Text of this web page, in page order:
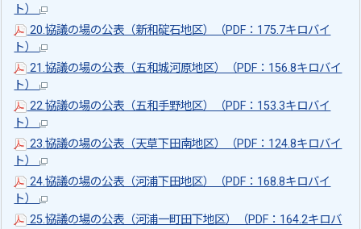
ト）
20.協議の場の公表（新和碇石地区）（PDF：175.7キロバイ
ト）
21.協議の場の公表（五和城河原地区）（PDF：156.8キロバイ
ト）
22.協議の場の公表（五和手野地区）（PDF：153.3キロバイ
ト）
23.協議の場の公表（天草下田南地区）（PDF：124.8キロバイ
ト）
24.協議の場の公表（河浦下田地区）（PDF：168.8キロバイ
ト）
25.協議の場の公表（河浦一町田下地区）（PDF：164.2キロバ